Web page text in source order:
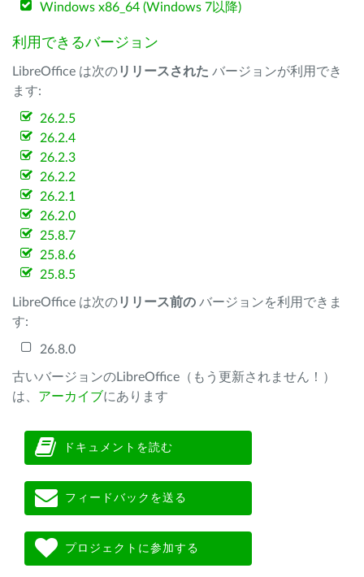
Windows x86_64 (Windows 7以降)
利用できるバージョン
LibreOffice は次のリリースされた バージョンが利用でき
ます:
26.2.5
26.2.4
26.2.3
26.2.2
26.2.1
26.2.0
25.8.7
25.8.6
25.8.5
LibreOffice は次のリリース前の バージョンを利用できま
す:
26.8.0
古いバージョンのLibreOffice（もう更新されません！）
は、 アーカイブにあります
ドキュメントを読む
フィードバックを送る
プロジェクトに参加する